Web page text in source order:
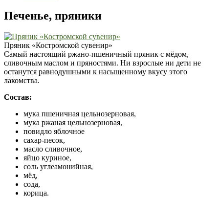
Печенье, пряники
Пряник «Костромской сувенир»
Самый настоящий ржано-пшеничный пряник с мёдом,
сливочным маслом и пряностями. Ни взрослые ни дети не
останутся равнодушными к насыщенному вкусу этого
лакомства.
Состав:
мука пшеничная цельнозерновая,
мука ржаная цельнозерновая,
повидло яблочное
сахар-песок,
масло сливочное,
яйцо куриное,
соль углеамонийная,
мёд,
сода,
корица.